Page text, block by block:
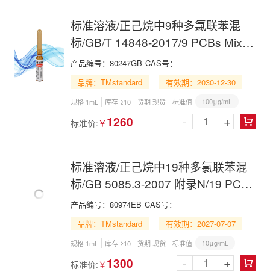
标准溶液/正己烷中9种多氯联苯混
标/GB/T 14848-2017/9 PCBs Mix in
n-Hexane
产品编号： 80247GB CAS号：
品牌：TMstandard
有效期：2030-12-30
规格 1mL 库存 ≥10 货期 现货 标准值 100μg/mL
标准价: ￥ 1260 
- +
标准溶液/正己烷中19种多氯联苯混
标/GB 5085.3-2007 附录N/19 PCBs
Mix in n-Hexane
产品编号： 80974EB CAS号：
品牌：TMstandard
有效期：2027-07-07
规格 1mL 库存 ≥10 货期 现货 标准值 10μg/mL
标准价: ￥ 1300 
- +